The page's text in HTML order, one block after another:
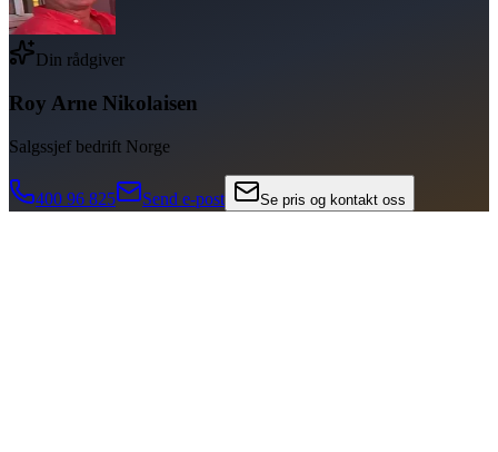
Din rådgiver
Roy Arne Nikolaisen
Salgssjef bedrift Norge
400 96 825 Send e-post Se pris og kontakt oss